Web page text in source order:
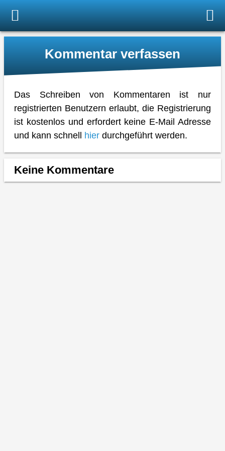
Kommentar verfassen
Das Schreiben von Kommentaren ist nur
registrierten Benutzern erlaubt, die Registrierung
ist kostenlos und erfordert keine E-Mail Adresse
und kann schnell hier durchgeführt werden.
Keine Kommentare